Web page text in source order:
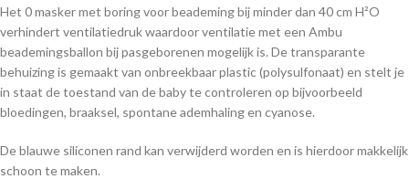
Het 0 masker met boring voor beademing bij minder dan 40 cm H²O
verhindert ventilatiedruk waardoor ventilatie met een Ambu
beademingsballon bij pasgeborenen mogelijk is. De transparante
behuizing is gemaakt van onbreekbaar plastic (polysulfonaat) en stelt je
in staat de toestand van de baby te controleren op bijvoorbeeld
bloedingen, braaksel, spontane ademhaling en cyanose.
De blauwe siliconen rand kan verwijderd worden en is hierdoor makkelijk
schoon te maken.